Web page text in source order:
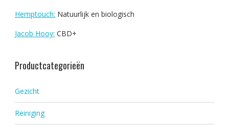
Hemptouch: Natuurlijk en biologisch
Jacob Hooy: CBD+
Productcategorieën
Gezicht
Reiniging